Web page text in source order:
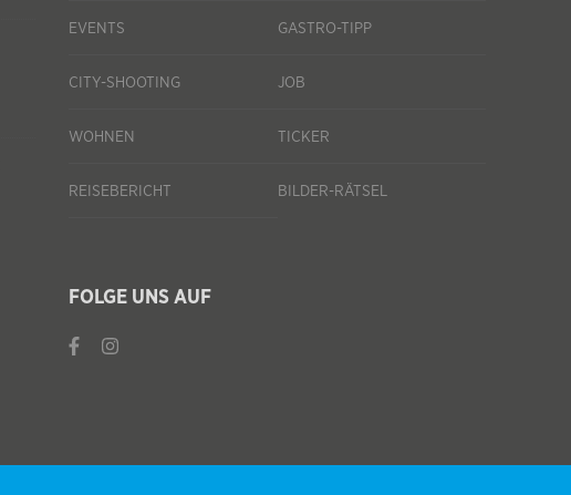
EVENTS GASTRO-TIPP
CITY-SHOOTING JOB
WOHNEN TICKER
REISEBERICHT BILDER-RÄTSEL
FOLGE UNS AUF